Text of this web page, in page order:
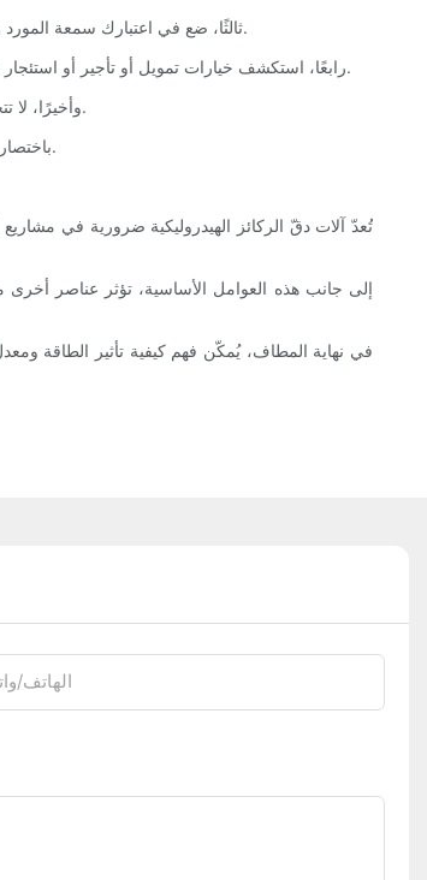
ثالثًا، ضع في اعتبارك سمعة المورد وخدمة ما بعد البيع. فالدعم الموثوق للصيانة، وتوفر قطع الغيار بسهولة، والمساعدة الفنية الفورية، كلها عوامل تمنع التأخيرات والإصلاحات المكلفة، مما يحمي استثمارك.
رابعًا، استكشف خيارات تمويل أو تأجير أو استئجار المعدات، خاصةً إذا كانت حاجتك لآلة دق الركائز خاصة بمشروع معين أو مؤقتة. يمكن لهذه البدائل أن تساعد في توزيع التكاليف، وتقليل النفقات الأولية، وتوفير المرونة.
وأخيرًا، لا تتجاهل التدريب وسهولة التشغيل. قد تكون تكلفة الآلات المزودة بأنظمة تحكم متطورة وتصاميم مريحة أعلى قليلاً، لكنها قادرة على زيادة إنتاجية المشغل وتقليل الحوادث.
باختصار، سيمكنك التقييم الشامل للطاقة ومعدل الدورة والميزات التكميلية ومتطلبات التشغيل من اختيار آلة دق الركائز الهيدروليكية التي تحقق أفضل توازن بين السعر والأداء.
تُعدّ آلات دقّ الركائز الهيدروليكية ضرورية في مشاريع
إلى جانب هذه العوامل الأساسية، تؤثر عناصر أخرى
في نهاية المطاف، يُمكّن فهم كيفية تأثير الطاقة
الهاتف/